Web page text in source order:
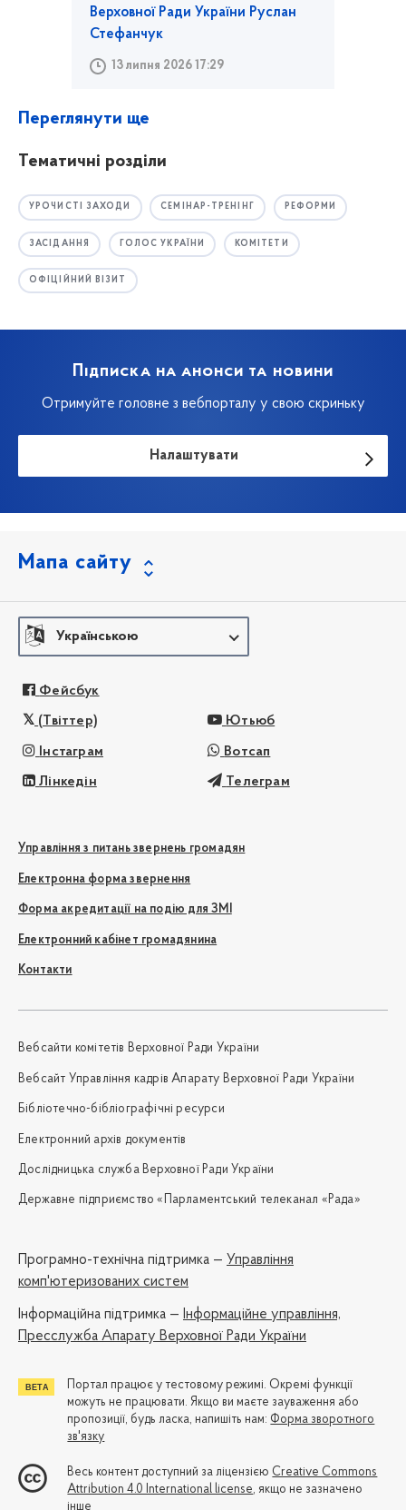
Верховної Ради України Руслан
Стефанчук
13 липня 2026 17:29
Переглянути ще
Тематичні розділи
УРОЧИСТІ ЗАХОДИ СЕМІНАР-ТРЕНІНГ РЕФОРМИ
ЗАСІДАННЯ ГОЛОС УКРАЇНИ КОМІТЕТИ
ОФІЦІЙНИЙ ВІЗИТ
Підписка на анонси та новини
Отримуйте головне з вебпорталу у свою скриньку
Налаштувати
Мапа сайту
Українською
Фейсбук
(Твіттер) Ютьюб
Інстаграм Вотсап
Лінкедін Телеграм
Управління з питань звернень громадян
Електронна форма звернення
Форма акредитації на подію для ЗМІ
Електронний кабінет громадянина
Контакти
Вебсайти комітетів Верховної Ради України
Вебсайт Управління кадрів Апарату Верховної Ради України
Бібліотечно-бібліографічні ресурси
Електронний архів документів
Дослідницька служба Верховної Ради України
Державне підприємство «Парламентський телеканал «Рада»
Програмно-технічна підтримка — Управління
комп'ютеризованих систем
Iнформаційна підтримка — Інформаційне управління,
Пресслужба Апарату Верховної Ради України
Портал працює у тестовому режимі. Окремі функції
можуть не працювати. Якщо ви маєте зауваження або
пропозиції, будь ласка, напишіть нам: Форма зворотного
зв'язку
Весь контент доступний за ліцензією Creative Commons
Attribution 4.0 International license, якщо не зазначено
інше